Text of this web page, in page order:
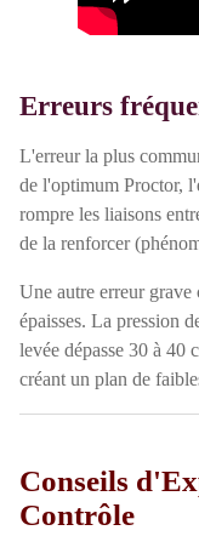
Erreurs
L'erreur la plus
de l'optimum Proctor,
rompre les liaisons
de la renforcer
Une autre erreur grave
épaisses. La pression
levée dépasse 30 à 40
créant un plan de
Conseils
Contrôle